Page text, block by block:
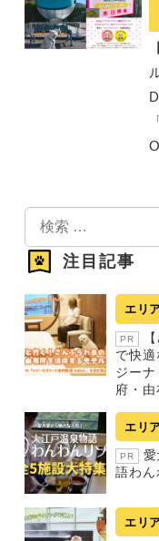
索
注目記事
エリ
PR
で快
ジー
府・由
エリ
PR
語わん
エリ